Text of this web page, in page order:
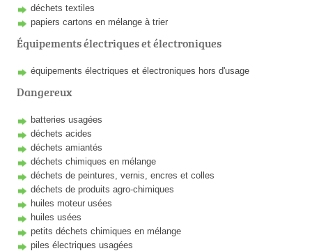
déchets textiles
papiers cartons en mélange à trier
Équipements électriques et électroniques
équipements électriques et électroniques hors d'usage
Dangereux
batteries usagées
déchets acides
déchets amiantés
déchets chimiques en mélange
déchets de peintures, vernis, encres et colles
déchets de produits agro-chimiques
huiles moteur usées
huiles usées
petits déchets chimiques en mélange
piles électriques usagées